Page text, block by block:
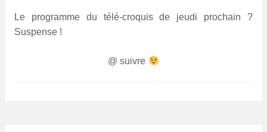
Le programme du télé-croquis de jeudi prochain ?
Suspense !
@ suivre